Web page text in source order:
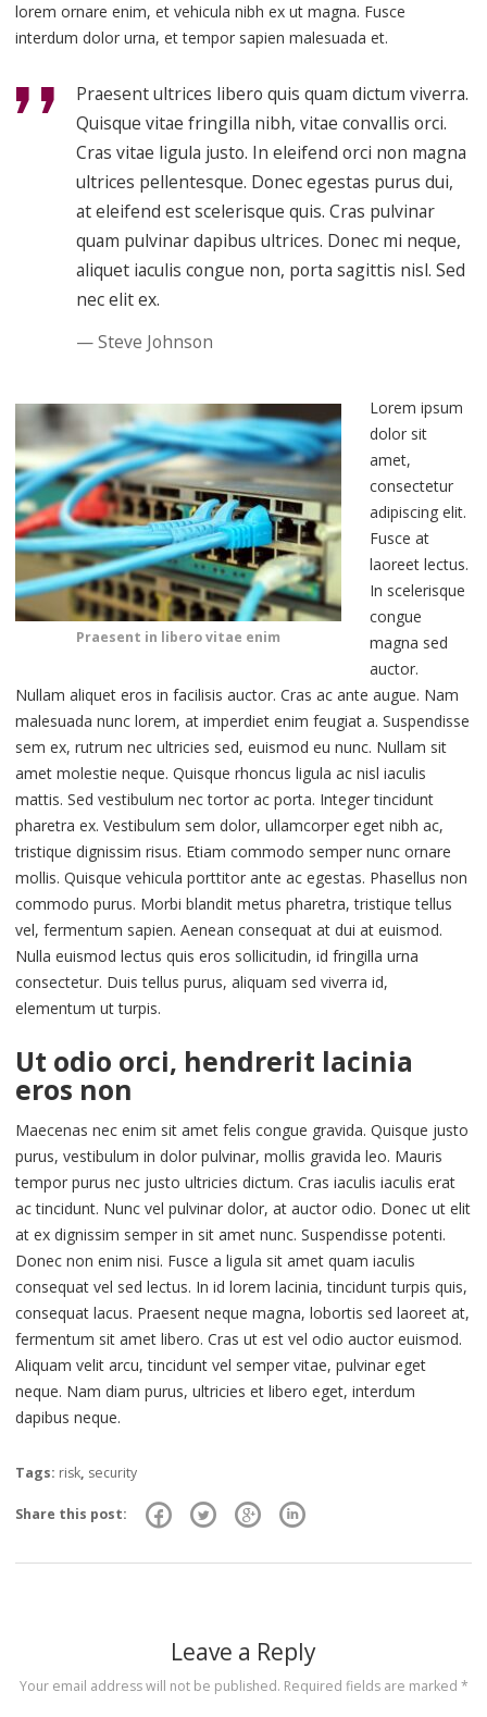
lorem ornare enim, et vehicula nibh ex ut magna. Fusce
interdum dolor urna, et tempor sapien malesuada et.
Praesent ultrices libero quis quam dictum viverra.
Quisque vitae fringilla nibh, vitae convallis orci.
Cras vitae ligula justo. In eleifend orci non magna
ultrices pellentesque. Donec egestas purus dui,
at eleifend est scelerisque quis. Cras pulvinar
quam pulvinar dapibus ultrices. Donec mi neque,
aliquet iaculis congue non, porta sagittis nisl. Sed
nec elit ex.
Steve Johnson
Praesent in libero vitae enim
Lorem ipsum
dolor sit
amet,
consectetur
adipiscing elit.
Fusce at
laoreet lectus.
In scelerisque
congue
magna sed
auctor.
Nullam aliquet eros in facilisis auctor. Cras ac ante augue. Nam
malesuada nunc lorem, at imperdiet enim feugiat a. Suspendisse
sem ex, rutrum nec ultricies sed, euismod eu nunc. Nullam sit
amet molestie neque. Quisque rhoncus ligula ac nisl iaculis
mattis. Sed vestibulum nec tortor ac porta. Integer tincidunt
pharetra ex. Vestibulum sem dolor, ullamcorper eget nibh ac,
tristique dignissim risus. Etiam commodo semper nunc ornare
mollis. Quisque vehicula porttitor ante ac egestas. Phasellus non
commodo purus. Morbi blandit metus pharetra, tristique tellus
vel, fermentum sapien. Aenean consequat at dui at euismod.
Nulla euismod lectus quis eros sollicitudin, id fringilla urna
consectetur. Duis tellus purus, aliquam sed viverra id,
elementum ut turpis.
Ut odio orci, hendrerit lacinia
eros non
Maecenas nec enim sit amet felis congue gravida. Quisque justo
purus, vestibulum in dolor pulvinar, mollis gravida leo. Mauris
tempor purus nec justo ultricies dictum. Cras iaculis iaculis erat
ac tincidunt. Nunc vel pulvinar dolor, at auctor odio. Donec ut elit
at ex dignissim semper in sit amet nunc. Suspendisse potenti.
Donec non enim nisi. Fusce a ligula sit amet quam iaculis
consequat vel sed lectus. In id lorem lacinia, tincidunt turpis quis,
consequat lacus. Praesent neque magna, lobortis sed laoreet at,
fermentum sit amet libero. Cras ut est vel odio auctor euismod.
Aliquam velit arcu, tincidunt vel semper vitae, pulvinar eget
neque. Nam diam purus, ultricies et libero eget, interdum
dapibus neque.
Tags: risk, security
Share this post:
Leave a Reply
Your email address will not be published. Required fields are marked *